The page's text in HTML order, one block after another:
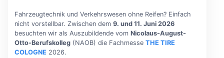
Fahrzeugtechnik und Verkehrswesen ohne Reifen? Einfach
nicht vorstellbar. Zwischen dem 9. und 11. Juni 2026
besuchten wir als Auszubildende vom Nicolaus-August-
Otto-Berufskolleg(NAOB) die Fachmesse THE TIRE
COLOGNE 2026.